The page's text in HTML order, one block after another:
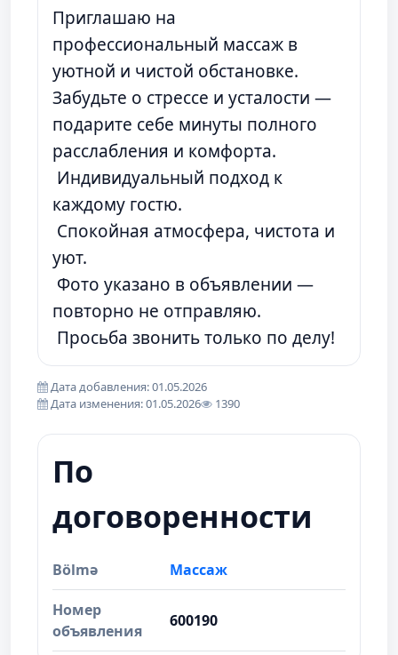
Приглашаю на
профессиональный массаж в
уютной и чистой обстановке.
Забудьте о стрессе и усталости —
подарите себе минуты полного
расслабления и комфорта.
Индивидуальный подход к
каждому гостю.
Спокойная атмосфера, чистота и
уют.
Фото указано в объявлении —
повторно не отправляю.
Просьба звонить только по делу!
Дата добавления: 01.05.2026
Дата изменения: 01.05.2026
1390
По
договоренности
Bölmə Массаж
Номер
объявления
600190